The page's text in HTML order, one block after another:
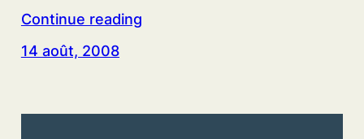
Continue reading
14 août, 2008